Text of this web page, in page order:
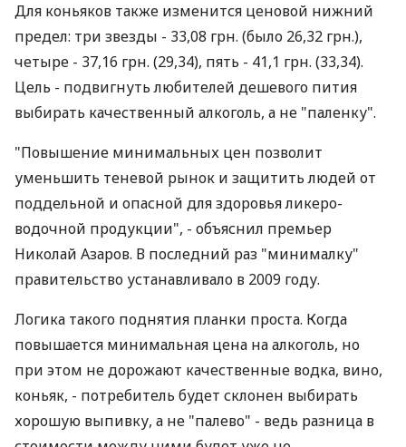
Для коньяков также изменится ценовой нижний
предел: три звезды - 33,08 грн. (было 26,32 грн.),
четыре - 37,16 грн. (29,34), пять - 41,1 грн. (33,34).
Цель - подвигнуть любителей дешевого пития
выбирать качественный алкоголь, а не "паленку".
"Повышение минимальных цен позволит
уменьшить теневой рынок и защитить людей от
поддельной и опасной для здоровья ликеро-
водочной продукции", - объяснил премьер
Николай Азаров. В последний раз "минималку"
правительство устанавливало в 2009 году.
Логика такого поднятия планки проста. Когда
повышается минимальная цена на алкоголь, но
при этом не дорожают качественные водка, вино,
коньяк, - потребитель будет склонен выбирать
хорошую выпивку, а не "палево" - ведь разница в